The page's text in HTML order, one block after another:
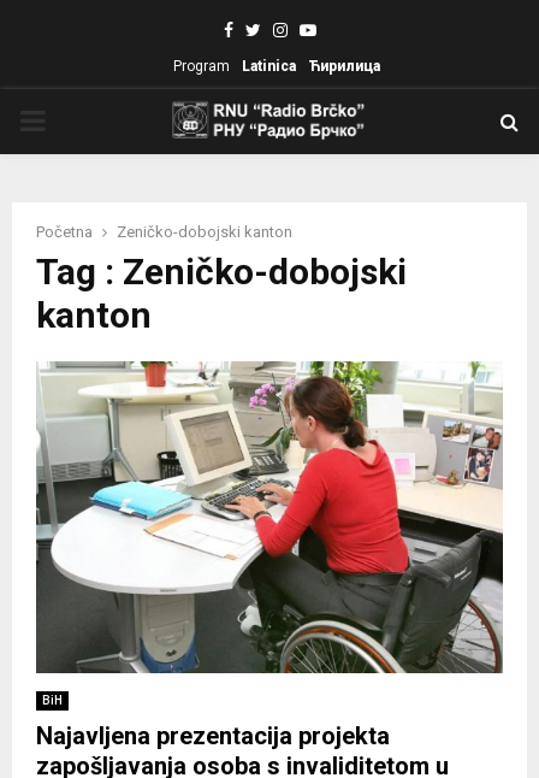
Facebook
TwitterInstagram
Youtube
Program Latinica Ћирилица
Početna Zeničko-dobojski kanton
Tag : Zeničko-dobojski
kanton
BiH
Najavljena prezentacija projekta
zapošljavanja osoba s invaliditetom u